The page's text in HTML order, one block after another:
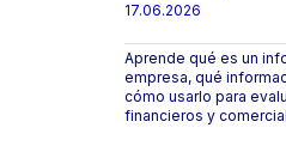
17.06.2026
Aprende qué es un
empresa, qué
cómo usarlo para
financieros y